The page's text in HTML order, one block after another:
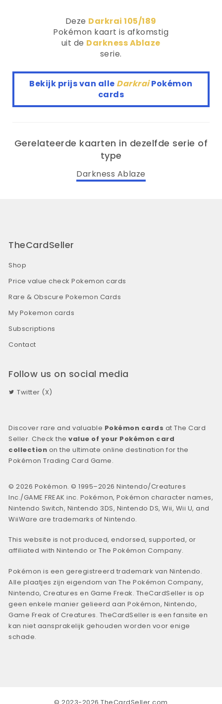
Deze Darkrai 105/189
Pokémon kaart is afkomstig
uit de Darkness Ablaze
serie.
Bekijk prijs van alle DarkraiPokémon
cards
Gerelateerde kaarten in dezelfde serie of
type
Darkness Ablaze
TheCardSeller
Shop
Price value check Pokemon cards
Rare & Obscure Pokemon Cards
My Pokemon cards
Subscriptions
Contact
Follow us on social media
Twitter (X)
Discover rare and valuable Pokémon cards at The Card
Seller. Check thevalue of your Pokémon card
collection on the ultimate online destination for the
Pokémon Trading Card Game.
© 2026 Pokémon. © 1995–2026 Nintendo/Creatures
Inc./GAME FREAK inc. Pokémon, Pokémon character names,
Nintendo Switch, Nintendo 3DS, Nintendo DS, Wii, Wii U, and
WiiWare are trademarks of Nintendo.
This website is not produced, endorsed, supported, or
affiliated with Nintendo or The Pokémon Company.
Pokémon is een geregistreerd trademark van Nintendo.
Alle plaatjes zijn eigendom van The Pokémon Company,
Nintendo, Creatures en Game Freak. TheCardSeller is op
geen enkele manier gelieerd aan Pokémon, Nintendo,
Game Freak of Creatures. TheCardSeller is een fansite en
kan niet aansprakelijk gehouden worden voor enige
schade.
© 2023-2026 TheCardSeller.com